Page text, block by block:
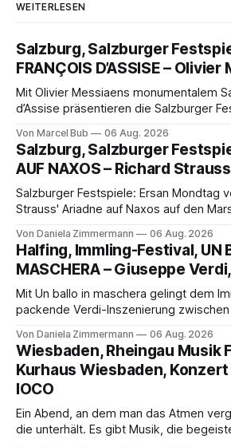
WEITERLESEN
Salzburg, Salzburger
FRANÇOIS D’ASSISE –
Mit Olivier Messiaens monumentalem
d’Assise präsentieren die Salzburger
eine bildgewaltige Inszenierung,
die komplexe Partitur eindrucksvoll,
Franziskus.
Von Marcel Bub 06 Aug. 2026
Salzburg, Salzburger
AUF NAXOS – Richard
Salzburger Festspiele: Ersan Mondtag
Strauss' Ariadne auf Naxos auf den
Aufführung mit starken Solisten und
Philharmonikern, szenisch bleibt der
hinter den Erwartungen zurück.
Von Daniela Zimmermann 06 Aug. 2026
Halfing, Immling-Festival, UN
MASCHERA – Giuseppe
Mit Un ballo in maschera gelingt dem
packende Verdi-Inszenierung zwischen
psychologische Tiefe mit starken
einem spielfreudigen Ensemble und
überzeugenden Gesamtleistung.
Von Daniela Zimmermann 06 Aug. 2026
Wiesbaden, Rheingau Musik
Kurhaus Wiesbaden, Konzert
IOCO
Ein Abend, an dem man das Atmen vergisst. Es gibt
die unterhält. Es gibt Musik, die